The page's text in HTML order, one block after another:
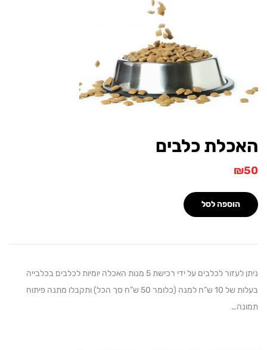
כלבים
₪
הוספה לסל
ניתן לעזור לכלבים על ידי רכישת 5 מנות האכלה יומיות לכלבים בכלבייה
בעלות של 10 ש”ח למנה (כלומר 50 ש”ח סך הכל) ותקבלו מתנה פיתוח